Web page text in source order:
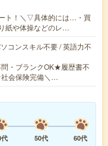
ト！＼▽具体的には…・買
紙や体操などのレ…
コンスキル不要 / 英語力不
・ブランクOK★履歴書不
会保険完備＼…
50代
60代